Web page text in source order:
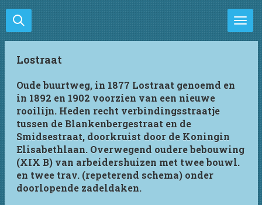
Ga
direct
naar
hoofdinhoud
Lostraat
Oude buurtweg, in 1877 Lostraat genoemd en
in 1892 en 1902 voorzien van een nieuwe
rooilijn. Heden recht verbindingsstraatje
tussen de Blankenbergestraat en de
Smidsestraat, doorkruist door de Koningin
Elisabethlaan. Overwegend oudere bebouwing
(XIX B) van arbeidershuizen met twee bouwl.
en twee trav. (repeterend schema) onder
doorlopende zadeldaken.